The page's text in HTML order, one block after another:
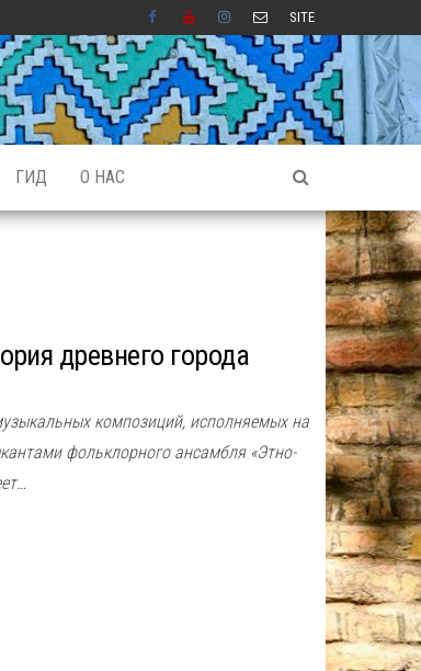
SITE
ГИД О НАС
древнего города
композиций, исполняемых на
фольклорного ансамбля «Этно-